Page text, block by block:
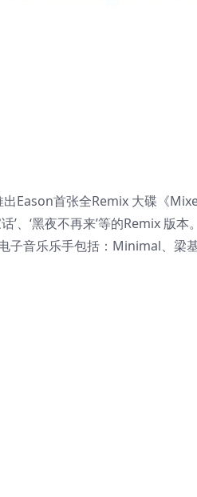
Eason首张全Remix 大碟《
’、‘黑夜不再来’等的Remix 版本
子音乐乐手包括：Minimal、梁